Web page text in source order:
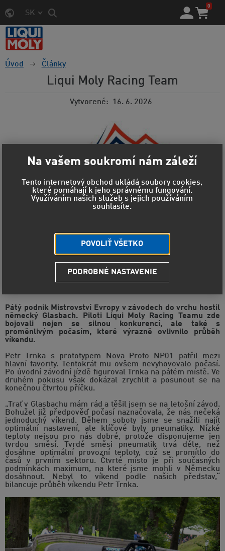
SK
0
Úvod Články
Liqui Moly Racing Team
Vytvorené 16. 6. 2026
Liqui Moly Racing Team bodoval v
Německu. Trnka čtvrtý absolutně,
Pátý podnik Mistrovství Evropy v závodech do vrchu hostil
německý Glasbach. Piloti Liqui Moly Racing Teamu zde
bojovali nejen se silnou konkurencí, ale také s
proměnlivým počasím, které výrazně ovlivnilo průběh
víkendu.
Petr Trnka s prototypem Nova Proto NP01 patřil mezi
hlavní favority. Tentokrát mu ovšem nevyhovovalo počasí.
Po úvodní závodní jízdě figuroval Trnka na pátém místě. Ve
druhém pokusu však dokázal zrychlit a posunout se na
konečnou čtvrtou příčku.
„Trať v Glasbachu mám rád a těšil jsem se na letošní závod.
Bohužel již předpověď počasí naznačovala, že nás nečeká
jednoduchý víkend. Během soboty jsme se snažili najít
optimální nastavení, ale klíčové byly pneumatiky. Nízké
teploty nejsou pro nás dobré, protože disponujeme jen
tvrdou směsí. Tvrdé směsi pneumatik trvá déle, než
dosáhne optimální provozní teploty, což se promítlo do
časů v prvním sektoru. Čtvrté místo je při současných
podmínkách maximum, na které jsme mohli v Německu
dosáhnout. Nebyl to víkend podle našich představ,“
bilancuje průběh víkendu Petr Trnka.
Na vašem soukromí nám záleží
Tento internetový obchod ukládá soubory cookies,
které pomáhají k jeho správnému fungování.
Využíváním našich služeb s jejich používáním
souhlasíte.
POVOLIŤ VŠETKO
PODROBNÉ NASTAVENIE